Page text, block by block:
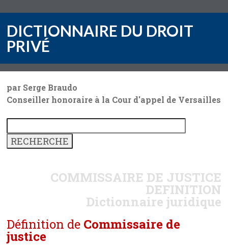
DICTIONNAIRE DU DROIT
PRIVÉ
par Serge Braudo
Conseiller honoraire à la Cour d'appel de Versailles
COMMISSAIRE DE JUSTICE
DEFINITION
Dictionnaire juridique
Définition de Commissaire de
justice